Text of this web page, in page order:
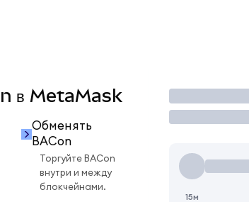
в MetaMask
Обменять
BACon
Торгуйте BACon
внутри и между
блокчейнами.
Торговать
15м